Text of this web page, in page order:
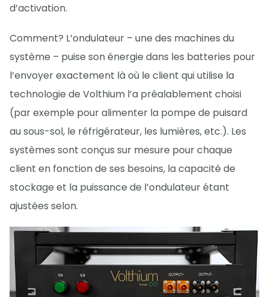
d’activation.
Comment? L’ondulateur – une des machines du
système – puise son énergie dans les batteries pour
l’envoyer exactement là où le client qui utilise la
technologie de Volthium l’a préalablement choisi
(par exemple pour alimenter la pompe de puisard
au sous-sol, le réfrigérateur, les lumières, etc.). Les
systèmes sont conçus sur mesure pour chaque
client en fonction de ses besoins, la capacité de
stockage et la puissance de l’ondulateur étant
ajustées selon.